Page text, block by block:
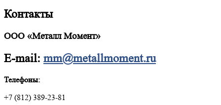
Контакты
ООО «Металл Момент»
E-mail: mm@metallmoment.ru
Телефоны:
+7 (812) 389-23-81